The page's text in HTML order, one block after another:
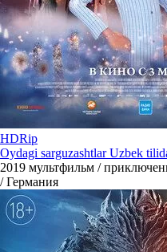
HDRip
Oydagi sarguzashtlar Uzbek
2019 мультфильм /
/ Германия